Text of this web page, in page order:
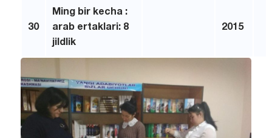
30
Ming bir kecha :
arab ertaklari: 8
jildlik
2015